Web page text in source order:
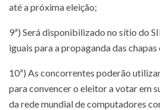
até a próxima eleição;
9ª) Será disponibilizado no sítio do
iguais para a propaganda das
10ª) As concorrentes poderão
para convencer o eleitor a votar em
da rede mundial de computadores